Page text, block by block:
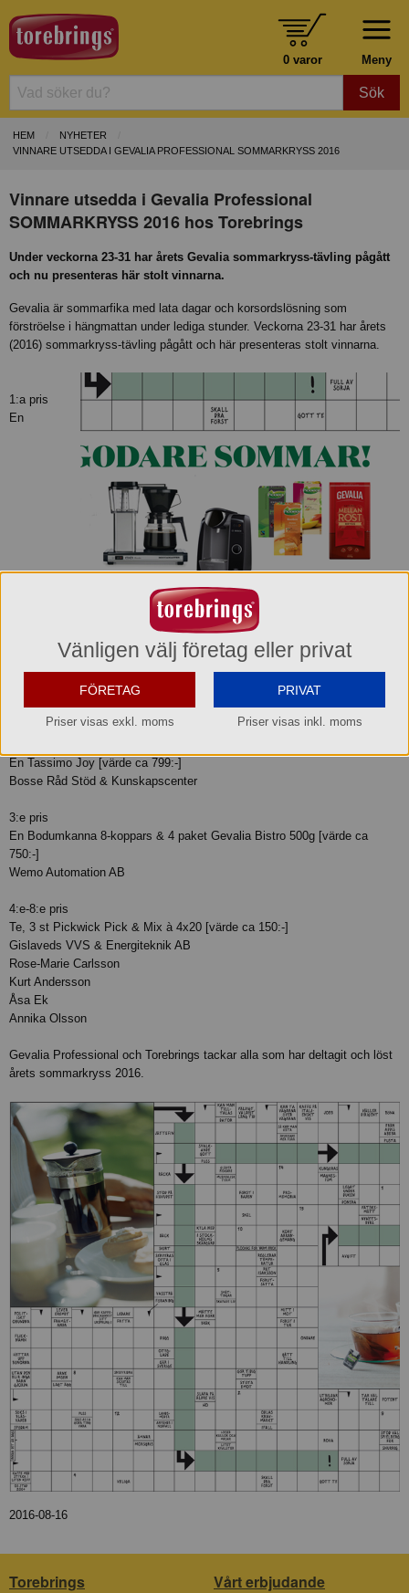
Meny
0 varor
Sök
HEM
NYHETER
VINNARE UTSEDDA I GEVALIA PROFESSIONAL SOMMARKRYSS 2016
Vinnare utsedda i Gevalia Professional
SOMMARKRYSS 2016 hos Torebrings
Under veckorna 23-31 har årets Gevalia sommarkryss-tävling pågått
och nu presenteras här stolt vinnarna.
Gevalia är sommarfika med lata dagar och korsordslösning som
förströelse i hängmattan under lediga stunder. Veckorna 23-31 har årets
(2016) sommarkryss-tävling pågått och här presenteras stolt vinnarna.
1:a pris
En
Moccamaster kaffebryggare [värde 1390:-]
Nordic Vehicle Conversion AB
En Tassimo Joy [värde ca 799:-]
Bosse Råd Stöd & Kunskapscenter
3:e pris
En Bodumkanna 8-koppars & 4 paket Gevalia Bistro 500g [värde ca
750:-]
Wemo Automation AB
4:e-8:e pris
Te, 3 st Pickwick Pick & Mix à 4x20 [värde ca 150:-]
Gislaveds VVS & Energiteknik AB
Rose-Marie Carlsson
Kurt Andersson
Åsa Ek
Annika Olsson
Gevalia Professional och Torebrings tackar alla som har deltagit och löst
årets sommarkryss 2016.
2016-08-16
Torebrings Vårt erbjudande
Vänligen välj företag eller privat
FÖRETAG
Priser visas exkl. moms
PRIVAT
Priser visas inkl. moms